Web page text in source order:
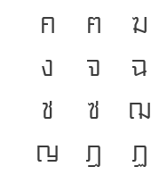
ค
ฅ
ฆ
ง
จ
ฉ
ช
ซ
ฌ
ญ
ฎ
ฏ